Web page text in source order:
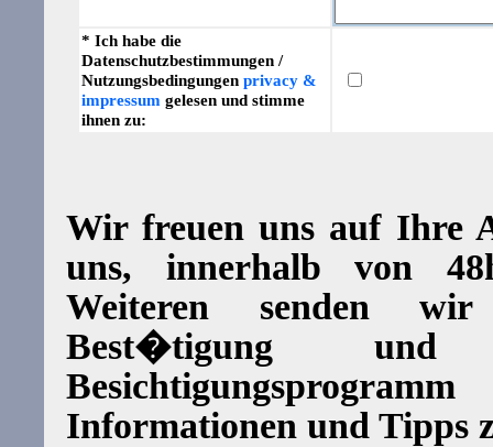
* Ich habe die
Datenschutzbestimmungen /
Nutzungsbedingungen privacy &
impressum gelesen und stimme
ihnen zu:
Wir freuen uns auf Ihre
uns, innerhalb von
Weiteren senden
Best�tigung
Informationen und Tipps